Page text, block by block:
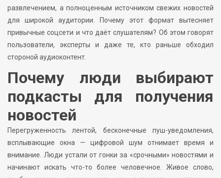
развлечением, а полноценным источником свежих новостей
для широкой аудитории. Почему этот формат вытесняет
привычные соцсети и что даёт слушателям? Об этом говорят
пользователи, эксперты и даже те, кто раньше обходил
стороной аудиоконтент.
Почему люди выбирают
подкасты для получения
новостей
Перегруженность лентой, бесконечные пуш-уведомления,
всплывающие окна — цифровой шум отнимает время и
внимание. Люди устали от гонки за «срочными» новостями и
начинают искать что-то более человечное. Живое слово,